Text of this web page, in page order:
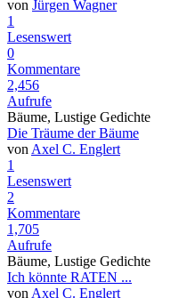
von Jürgen Wagner
1
Lesenswert
0
Kommentare
2,456
Aufrufe
Bäume, Lustige Gedichte
Die Träume der Bäume
von Axel C. Englert
1
Lesenswert
2
Kommentare
1,705
Aufrufe
Bäume, Lustige Gedichte
Ich könnte RATEN ...
von Axel C. Englert